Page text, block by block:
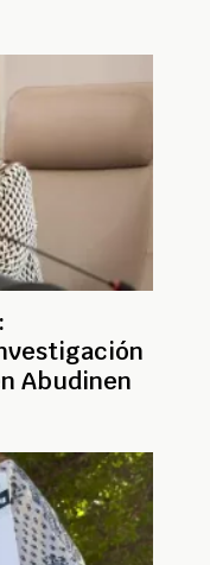
Abudinen